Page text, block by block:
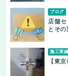
ブログ
店舗
とそ
施工実績
【東